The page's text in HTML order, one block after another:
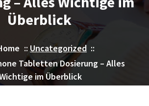
Überblick
:: Uncategorized ::
Tabletten Dosierung – Alles
im Überblick